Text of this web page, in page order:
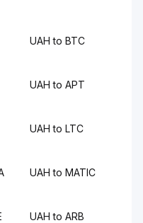
UAH to BTC
UAH to APT
UAH to LTC
UAH to MATIC
UAH to ARB